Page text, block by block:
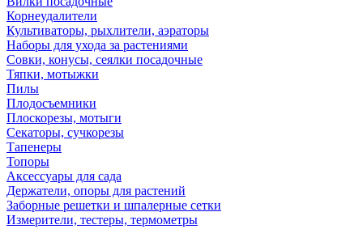
Корнеудалители
Культиваторы, рыхлители, аэраторы
Наборы для ухода за растениями
Совки, конусы, сеялки посадочные
Тяпки, мотыжки
Пилы
Плодосъемники
Плоскорезы, мотыги
Секаторы, сучкорезы
Тапенеры
Топоры
Аксессуары для сада
Держатели, опоры для растений
Заборные решетки и шпалерные сетки
Измерители, тестеры, термометры